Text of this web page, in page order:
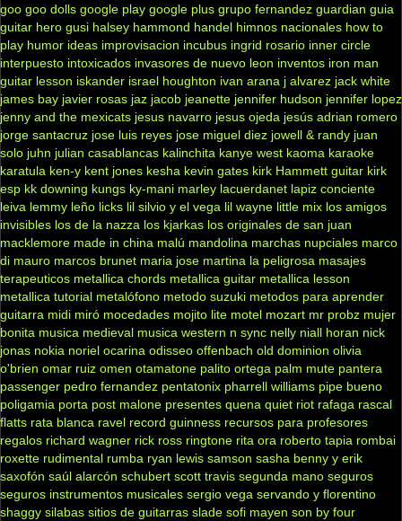
goo goo dolls google play google plus grupo fernandez guardian guia
guitar hero gusi halsey hammond handel himnos nacionales how to
play humor ideas improvisacion incubus ingrid rosario inner circle
interpuesto intoxicados invasores de nuevo leon inventos iron man
guitar lesson iskander israel houghton ivan arana j alvarez jack white
james bay javier rosas jaz jacob jeanette jennifer hudson jennifer lopez
jenny and the mexicats jesus navarro jesus ojeda jesús adrian romero
jorge santacruz jose luis reyes jose miguel diez jowell & randy juan
solo juhn julian casablancas kalinchita kanye west kaoma karaoke
karatula ken-y kent jones kesha kevin gates kirk Hammett guitar kirk
esp kk downing kungs ky-mani marley lacuerdanet lapiz conciente
leiva lemmy leño licks lil silvio y el vega lil wayne little mix los amigos
invisibles los de la nazza los kjarkas los originales de san juan
macklemore made in china malú mandolina marchas nupciales marco
di mauro marcos brunet maria jose martina la peligrosa masajes
terapeuticos metallica chords metallica guitar metallica lesson
metallica tutorial metalófono metodo suzuki metodos para aprender
guitarra midi miró mocedades mojito lite motel mozart mr probz mujer
bonita musica medieval musica western n sync nelly niall horan nick
jonas nokia noriel ocarina odisseo offenbach old dominion olivia
o'brien omar ruiz omen otamatone palito ortega palm mute pantera
passenger pedro fernandez pentatonix pharrell williams pipe bueno
poligamia porta post malone presentes quena quiet riot rafaga rascal
flatts rata blanca ravel record guinness recursos para profesores
regalos richard wagner rick ross ringtone rita ora roberto tapia rombai
roxette rudimental rumba ryan lewis samson sasha benny y erik
saxofón saúl alarcón schubert scott travis segunda mano seguros
seguros instrumentos musicales sergio vega servando y florentino
shaggy silabas sitios de guitarras slade sofi mayen son by four